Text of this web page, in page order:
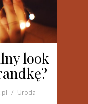
look
Uroda